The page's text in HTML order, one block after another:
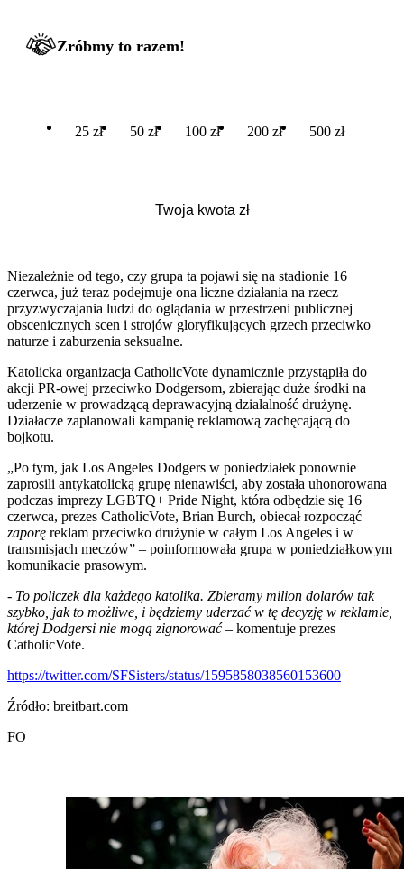
Zróbmy to razem!
25 zł 50 zł 100 zł 200 zł 500 zł
Niezależnie od tego, czy grupa ta pojawi się na stadionie 16
czerwca, już teraz podejmuje ona liczne działania na rzecz
przyzwyczajania ludzi do oglądania w przestrzeni publicznej
obscenicznych scen i strojów gloryfikujących grzech przeciwko
naturze i zaburzenia seksualne.
Katolicka organizacja CatholicVote dynamicznie przystąpiła do
akcji PR-owej przeciwko Dodgersom, zbierając duże środki na
uderzenie w prowadzącą deprawacyjną działalność drużynę.
Działacze zaplanowali kampanię reklamową zachęcającą do
bojkotu.
„Po tym, jak Los Angeles Dodgers w poniedziałek ponownie
zaprosili antykatolicką grupę nienawiści, aby została uhonorowana
podczas imprezy LGBTQ+ Pride Night, która odbędzie się 16
czerwca, prezes CatholicVote, Brian Burch, obiecał rozpocząć
zaporę reklam przeciwko drużynie w całym Los Angeles i w
transmisjach meczów” – poinformowała grupa w poniedziałkowym
komunikacie prasowym.
- To policzek dla każdego katolika. Zbieramy milion dolarów tak
szybko, jak to możliwe, i będziemy uderzać w tę decyzję w reklamie,
której Dodgersi nie mogą zignorować– komentuje prezes
CatholicVote.
https://twitter.com/SFSisters/status/1595858038560153600
Źródło: breitbart.com
FO